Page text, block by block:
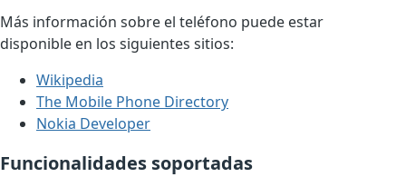
Más información sobre el teléfono puede estar
disponible en los siguientes sitios:
Wikipedia
The Mobile Phone Directory
Nokia Developer
Funcionalidades soportadas